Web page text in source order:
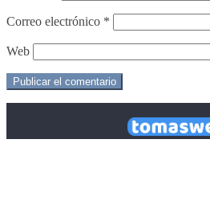
Correo electrónico *
Web